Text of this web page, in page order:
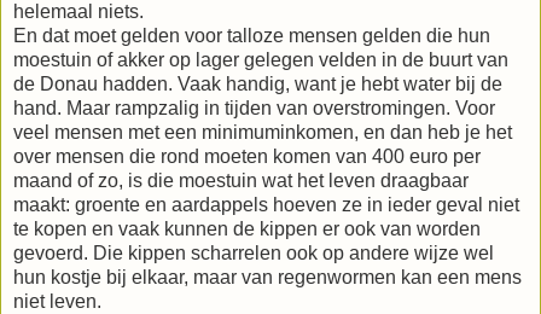
helemaal niets.
En dat moet gelden voor talloze mensen gelden die hun
moestuin of akker op lager gelegen velden in de buurt van
de Donau hadden. Vaak handig, want je hebt water bij de
hand. Maar rampzalig in tijden van overstromingen. Voor
veel mensen met een minimuminkomen, en dan heb je het
over mensen die rond moeten komen van 400 euro per
maand of zo, is die moestuin wat het leven draagbaar
maakt: groente en aardappels hoeven ze in ieder geval niet
te kopen en vaak kunnen de kippen er ook van worden
gevoerd. Die kippen scharrelen ook op andere wijze wel
hun kostje bij elkaar, maar van regenwormen kan een mens
niet leven.